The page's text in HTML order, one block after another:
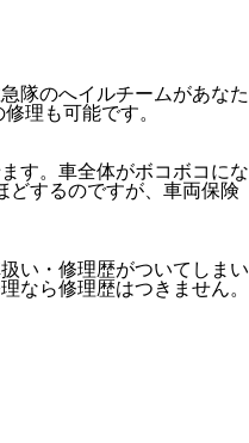
隊のへイルチームがあなた
理も可能です。
す。車全体がボコボコにな
どするのですが、車両保険
い・修理歴がついてしまい
なら修理歴はつきません。